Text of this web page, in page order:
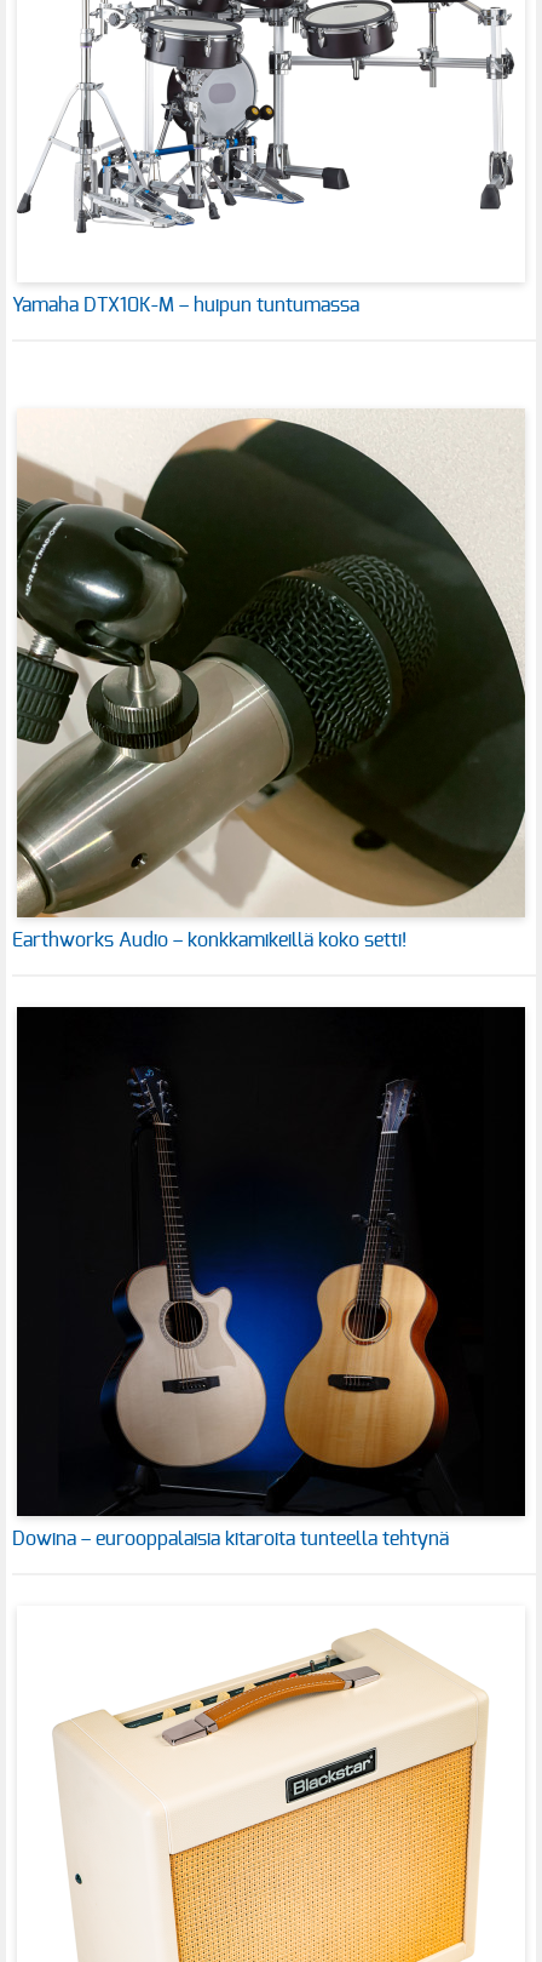
Yamaha DTX10K-M – huipun tuntumassa
Earthworks Audio – konkkamikeillä koko setti!
Dowina – eurooppalaisia kitaroita tunteella tehtynä